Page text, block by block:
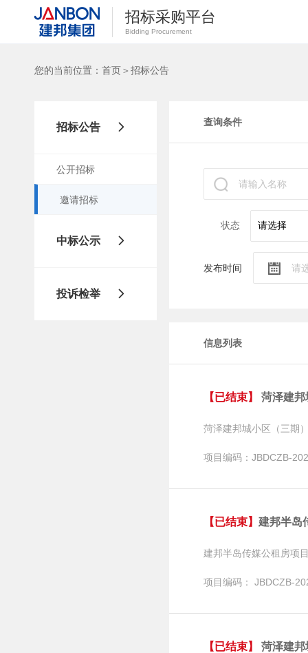
招标采购平台
Bidding Procurement
您的当前位置： 首页＞ 招标公告
招标公告
公开招标
邀请招标
中标公示
投诉检举
查询条件
状态
发布时间
信息列表
【已结束】 菏泽建邦城小
菏泽建邦城小区（三期
项目编码：JBDCZB-
【已结束】 建邦半岛传媒
建邦半岛传媒公租房项
项目编码： JBDCZB-
【已结束】 菏泽建邦